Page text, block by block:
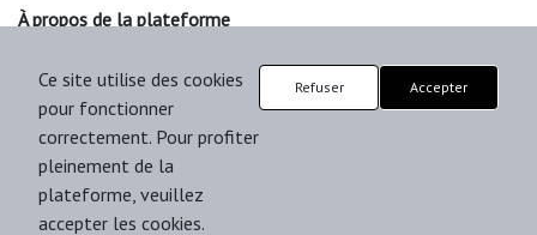
À propos de la plateforme
Support & Customization by LIBCOM
Platform & Workflow by OJS/PKP
Ce site utilise des cookies
pour fonctionner
correctement. Pour profiter
pleinement de la
plateforme, veuillez
accepter les cookies.
Refuser Accepter